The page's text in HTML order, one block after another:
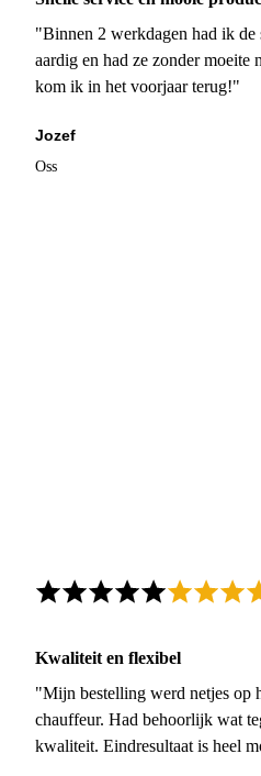
"Binnen 2 werkdagen had ik de
aardig en had ze zonder moeite
kom ik in het voorjaar terug!"
Jozef
Oss
Kwaliteit en flexibel
"Mijn bestelling werd netjes op
chauffeur. Had behoorlijk wat
kwaliteit. Eindresultaat is heel